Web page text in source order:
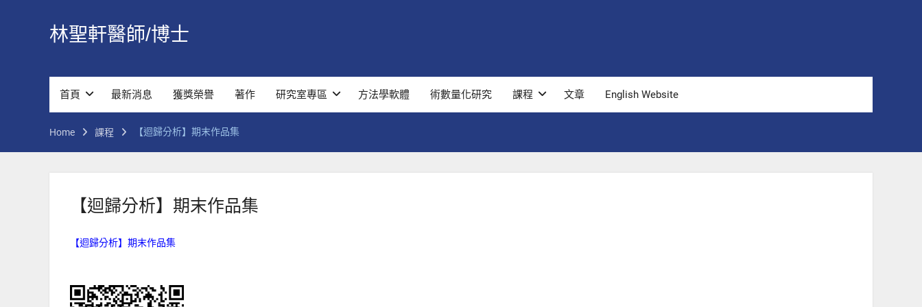
林聖軒醫師/博士
首頁 最新消息 獲獎榮譽 著作 研究室專區 方法學軟體 術數量化研究 課程 文章 English Website
Home 課程 【迴歸分析】期末作品集
【迴歸分析】期末作品集
【迴歸分析】期末作品集